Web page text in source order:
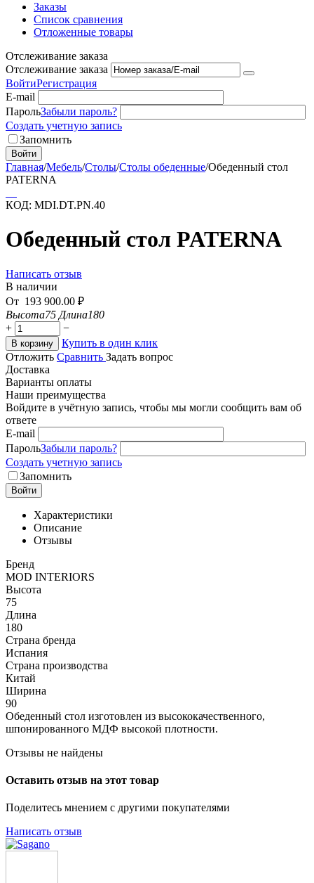
Заказы
Список сравнения
Отложенные товары
Отслеживание заказа
Отслеживание заказа
ВойтиРегистрация
E-mail
ПарольЗабыли пароль?
Создать учетную запись
Запомнить
Войти
Главная/Мебель/Столы/Столы обеденные/Обеденный стол
PATERNA
КОД: MDI.DT.PN.40
Обеденный стол PATERNA
Написать отзыв
В наличии
От 193 900.00 ₽
Высота75 Длина180
+
−
В корзину
Купить в один клик
Отложить Сравнить Задать вопрос
Доставка
Варианты оплаты
Наши преимущества
Войдите в учётную запись, чтобы мы могли сообщить вам об
ответе
E-mail
ПарольЗабыли пароль?
Создать учетную запись
Запомнить
Войти
Характеристики
Описание
Отзывы
Бренд
MOD INTERIORS
Высота
75
Длина
180
Страна бренда
Испания
Страна производства
Китай
Ширина
90
Обеденный стол изготовлен из высококачественного,
шпонированного МДФ высокой плотности.
Отзывы не найдены
Оставить отзыв на этот товар
Поделитесь мнением с другими покупателями
Написать отзыв